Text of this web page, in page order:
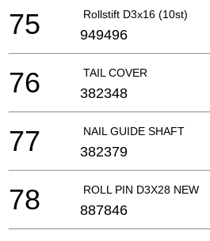
Rollstift D3x16 (10st)
75 949496
TAIL COVER
76 382348
NAIL GUIDE SHAFT
77 382379
ROLL PIN D3X28 NEW
78 887846